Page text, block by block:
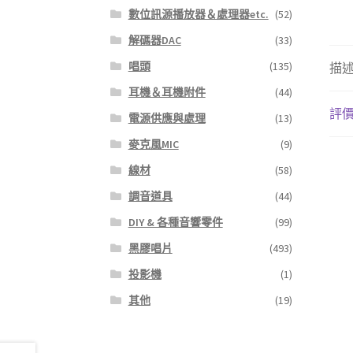
描
評
數位訊源播放器＆處理器etc. (52)
解碼器DAC
(33)
唱頭
(135)
耳機＆耳機附件
(44)
電源供應與處理
(13)
麥克風MIC
(9)
線材
(58)
調音道具
(44)
DIY & 各種音響零件
(99)
黑膠唱片
(493)
投影機
(1)
其他
(19)